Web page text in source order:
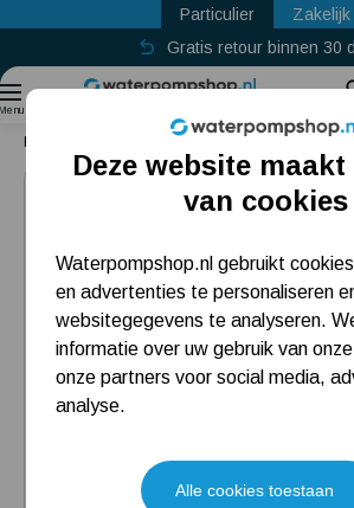
Particulier
Zakelijk
Gratis retour binnen 30
Hydrofoorpomp
Dompelpomp
Pompput
Meest gelezen blogs
Deze website
van cookies
Waterpompshop.nl gebruikt
en advertenties te personaliseren
websitegegevens te analyseren.
informatie over uw gebruik van
onze partners voor social media,
analyse.
Alle cookies toestaan